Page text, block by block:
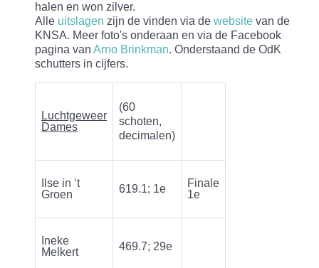
halen en won zilver.
Alle uitslagen zijn de vinden via de website van de
KNSA. Meer foto's onderaan en via de Facebook
pagina van Arno Brinkman. Onderstaand de OdK
schutters in cijfers.
Luchtgeweer
Dames
(60
schoten,
decimalen)
Ilse in ‘t
Groen
619.1; 1e
Finale
1e
Ineke
Melkert
469.7; 29e